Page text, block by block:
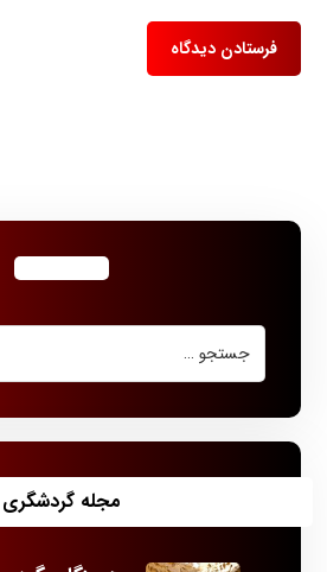
مجله گردشگری